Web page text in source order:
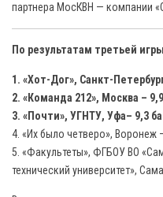
партнера МосКВН — компании
По результатам третьей
1. «Хот-Дог», Санкт-
2. «Команда 212», Москва –
3. «Почти», УГНТУ, Уфа– 9,3
4. «Их было четверо», Воронеж
5. «Факультеты», ФГБОУ ВО
технический университет»,